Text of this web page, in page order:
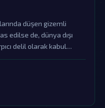
düşen gizemli
edilse de, dünya dışı
delil olarak kabul